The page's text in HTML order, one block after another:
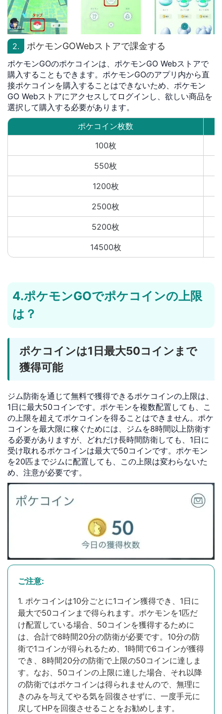
2. ポケモンGOWebストアで課金する
ポケモンGOのポケコインは、ポケモンGO Webストアで
購入することもできます。ポケモンGOのアプリ内から直
接ポケコインを購入することはできないため、ポケモン
GO Webストアにアクセスしてログインし、欲しい商品を
選択して購入する必要があります。
ポケコイン枚数
100枚
550枚
1200枚
2500枚
5200枚
14500枚
4.ポケモンGOでポケコインの上限
は？
ポケコインは1日最大50コインまで
獲得可能
ジム防衛を通じて無料で獲得できるポケコインの上限は、
1日に最大50コインです。ポケモンを複数配置しても、こ
の上限を超えてポケコインを得ることはできません。ポケ
コインを最大限に稼ぐためには、ジムを8時間以上防衛す
る必要がありますが、どれだけ長時間防衛しても、1日に
受け取れるポケコインは最大で50コインです。ポケモン
を20匹までジムに配置しても、この上限は変わらないた
め、注意が必要です。
ご注意:
1. ポケコインは10分ごとに1コイン獲得でき、1日に
最大で50コインまで得られます。ポケモンを1匹だ
け配置している場合、50コインを獲得するために
は、合計で8時間20分の防衛が必要です。10分の防
衛で1コインが得られるため、1時間で6コインが獲得
でき、8時間20分の防衛で上限の50コインに達しま
す。なお、50コインの上限に達した場合、それ以降
の防衛ではポケコインは得られませんので、無理に
きのみを与えてやる気を回復させずに、一度手元に
戻してHPを回復させることをお勧めします。